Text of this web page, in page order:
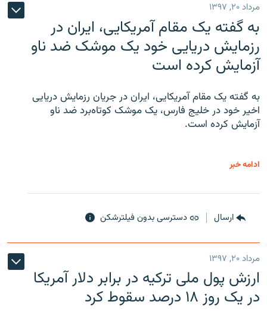
مرداد ۲۰, ۱۳۹۷
به گفته یک مقام آمریکایی، ایران در
رزمایش دریایی خود یک موشک ضد ناو
آزمایش کرده است
به گفته یک مقام آمریکایی، ایران در جریان رزمایش دریایی
اخیر خود در خلیج فارس، یک موشک کوتاه‌برد ضد ناو
آزمایش کرده است.
ادامه خبر
ارسال دسترسی بدون فیلترشکن
مرداد ۲۰, ۱۳۹۷
ارزش پول ملی ترکیه در برابر دلار آمریکا
در یک روز ۱۸ درصد سقوط کرد